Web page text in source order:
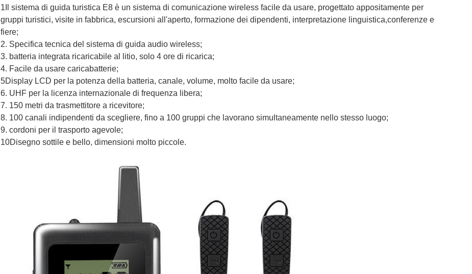
1Il sistema di guida turistica E8 è un sistema di comunicazione wireless facile da usare, progettato appositamente per
gruppi turistici, visite in fabbrica, escursioni all'aperto, formazione dei dipendenti, interpretazione linguistica,conferenze e
fiere;
2. Specifica tecnica del sistema di guida audio wireless;
3. batteria integrata ricaricabile al litio, solo 4 ore di ricarica;
4. Facile da usare caricabatterie;
5Display LCD per la potenza della batteria, canale, volume, molto facile da usare;
6. UHF per la licenza internazionale di frequenza libera;
7. 150 metri da trasmettitore a ricevitore;
8. 100 canali indipendenti da scegliere, fino a 100 gruppi che lavorano simultaneamente nello stesso luogo;
9. cordoni per il trasporto agevole;
10Disegno sottile e bello, dimensioni molto piccole.